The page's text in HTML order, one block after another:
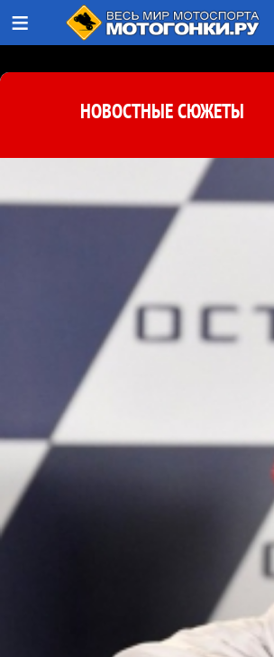
≡
НОВОСТНЫЕ СЮЖЕТЫ